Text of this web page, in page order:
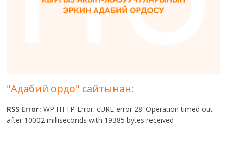
"Адабий ордо" сайтынан:
RSS Error: WP HTTP Error: cURL error 28: Operation timed out
after 10002 milliseconds with 19385 bytes received